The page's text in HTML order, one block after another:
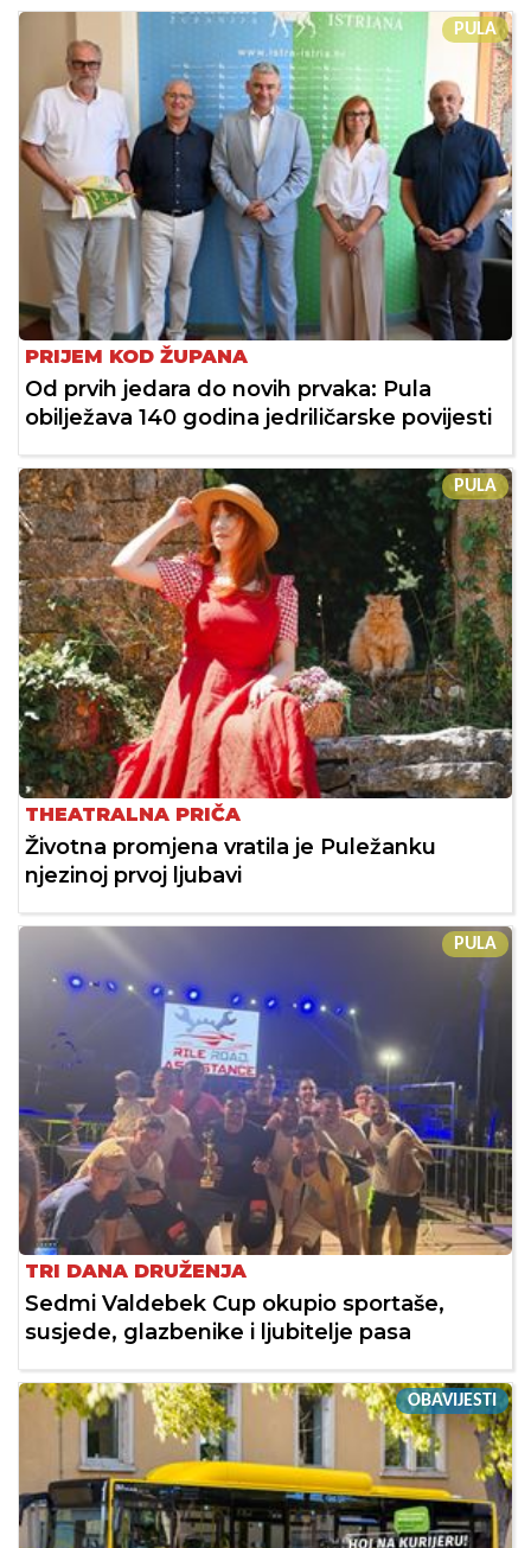
PULA
PRIJEM KOD ŽUPANA
Od prvih jedara do novih prvaka: Pula
obilježava 140 godina jedriličarske povijesti
PULA
THEATRALNA PRIČA
Životna promjena vratila je Puležanku
njezinoj prvoj ljubavi
PULA
TRI DANA DRUŽENJA
Sedmi Valdebek Cup okupio sportaše,
susjede, glazbenike i ljubitelje pasa
OBAVIJESTI